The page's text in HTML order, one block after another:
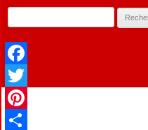
Facebook
Twitter
Pinterest